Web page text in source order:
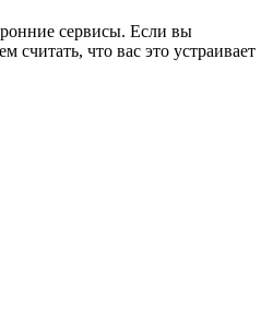
сервисы. Если вы
считать, что вас это устраивает